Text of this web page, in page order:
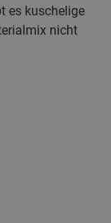
es kuschelige
nicht